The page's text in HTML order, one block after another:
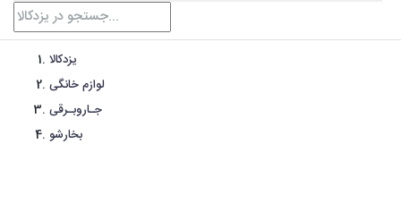
یزدکالا
لوازم خانگی
جـاروبـرقی
بخارشو